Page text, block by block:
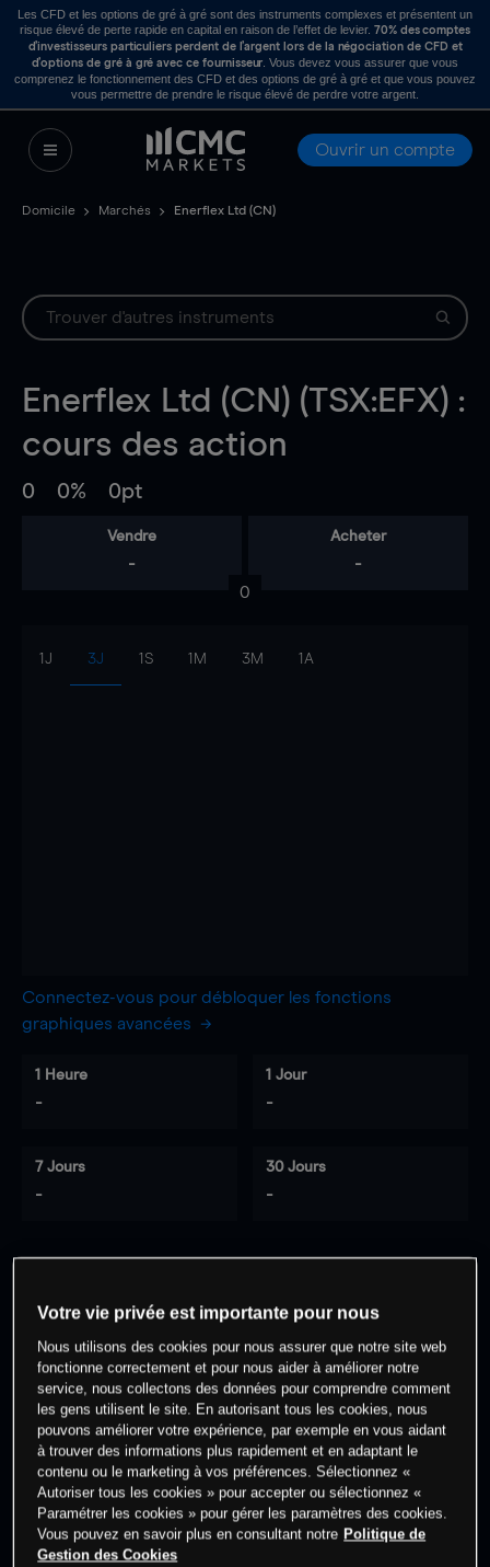
Les CFD et les options de gré à gré sont des instruments complexes et présentent un
risque élevé de perte rapide en capital en raison de l’effet de levier. 70% des comptes
d’investisseurs particuliers perdent de l’argent lors de la négociation de CFD et
d’options de gré à gré avec ce fournisseur . Vous devez vous assurer que vous
comprenez le fonctionnement des CFD et des options de gré à gré et que vous pouvez
vous permettre de prendre le risque élevé de perdre votre argent.
Ouvrir un compte
Domicile Marchés Enerflex Ltd (CN)
Enerflex Ltd (CN) (TSX:EFX) :
cours des action
0 0% 0pt
Vendre
-
Acheter
-
0
1J 3J 1S 1M 3M 1A
Connectez-vous pour débloquer les fonctions
graphiques avancées
1 Heure
-
1 Jour
-
7 Jours
-
30 Jours
-
cet actif
Commencez à trader
Les prix sont indicatifs.Connectez-vous pour voir les
dernières données du marché.
Votre vie privée est importante pour nous
Nous utilisons des cookies pour nous assurer que notre site web
fonctionne correctement et pour nous aider à améliorer notre
service, nous collectons des données pour comprendre comment
les gens utilisent le site. En autorisant tous les cookies, nous
pouvons améliorer votre expérience, par exemple en vous aidant
à trouver des informations plus rapidement et en adaptant le
contenu ou le marketing à vos préférences. Sélectionnez «
Autoriser tous les cookies » pour accepter ou sélectionnez «
Paramétrer les cookies » pour gérer les paramètres des cookies.
Vous pouvez en savoir plus en consultant notre Politique de
Gestion des Cookies